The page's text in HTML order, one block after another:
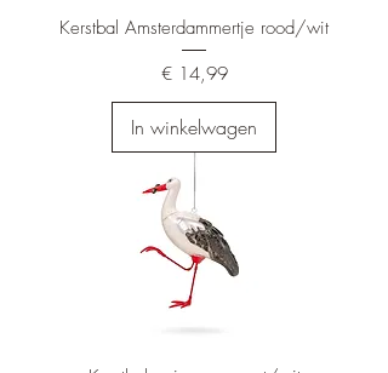
Kerstbal Amsterdammertje rood/wit
Prijs
€ 14,99
In winkelwagen